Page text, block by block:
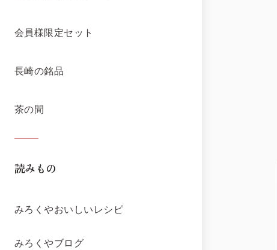
会員様限定セット
長崎の銘品
茶の間
読みもの
みろくやおいしいレシピ
みろくやブログ